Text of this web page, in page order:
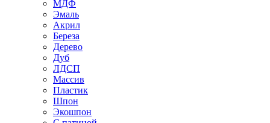
МДФ
Эмаль
Акрил
Береза
Дерево
Дуб
ЛДСП
Массив
Пластик
Шпон
Экошпон